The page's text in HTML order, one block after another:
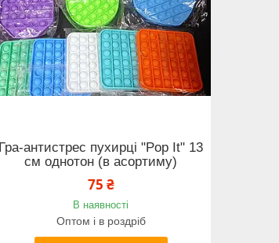
Гра-антистрес пухирці "Pop It" 13
см однотон (в асортиму)
75 ₴
В наявності
Оптом і в роздріб